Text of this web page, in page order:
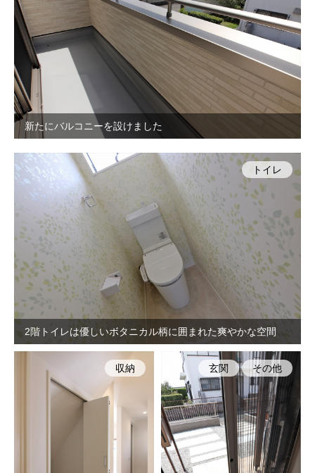
新たにバルコニーを設けました
2階トイレは優しいボタニカル柄に囲まれた爽やかな空間
トイレ
収納 玄関 その他